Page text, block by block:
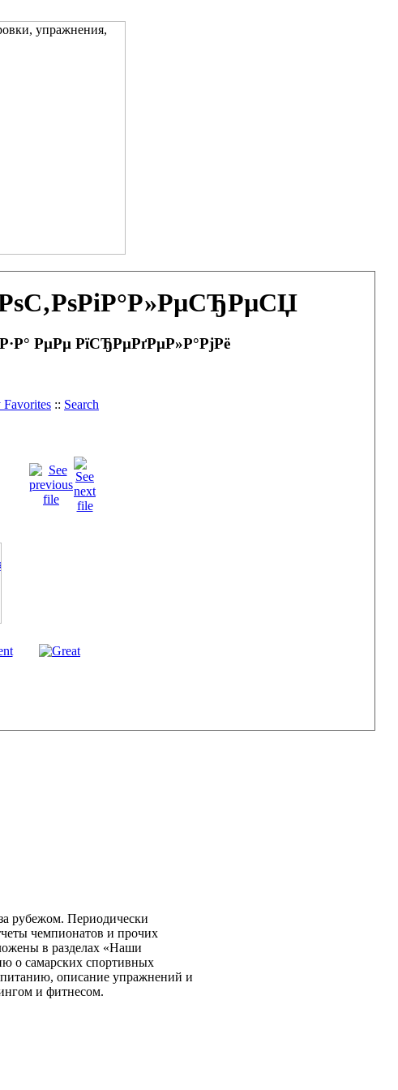
РµРµ РїСЂРµРґРµР»Р°РјРё
:: Search
рубежом. Периодически
чемпионатов и прочих
в разделах «Наши
о самарских спортивных
описание упражнений и
и фитнесом.